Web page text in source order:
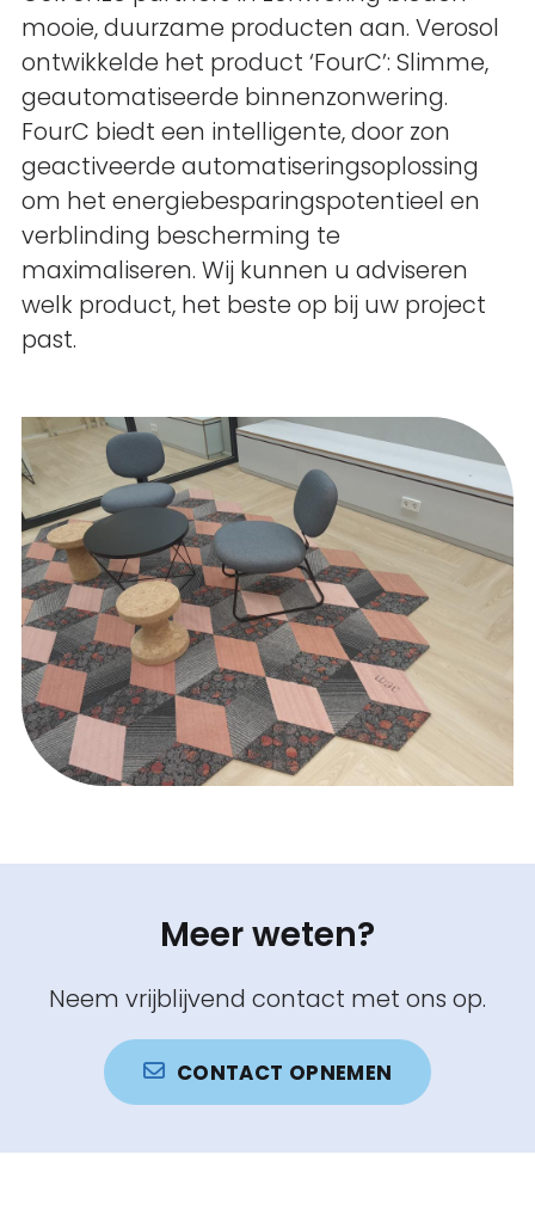
mooie, duurzame producten aan. Verosol
ontwikkelde het product ‘FourC’: Slimme,
geautomatiseerde binnenzonwering.
FourC biedt een intelligente, door zon
geactiveerde automatiseringsoplossing
om het energiebesparingspotentieel en
verblinding bescherming te
maximaliseren. Wij kunnen u adviseren
welk product, het beste op bij uw project
past.
Meer weten?
Neem vrijblijvend contact met ons op.
CONTACT OPNEMEN